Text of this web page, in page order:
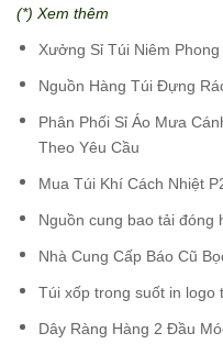
(*) Xem thêm
Xưởng Sỉ Túi Niêm
Nguồn Hàng Túi Đựng
Phân Phối Sỉ Áo Mưa
Theo Yêu Cầu
Mua Túi Khí Cách Nhiệt
Nguồn cung bao tải đóng
Nhà Cung Cấp Báo Cũ
Túi xốp trong suốt in logo
Dây Ràng Hàng 2 Đầu